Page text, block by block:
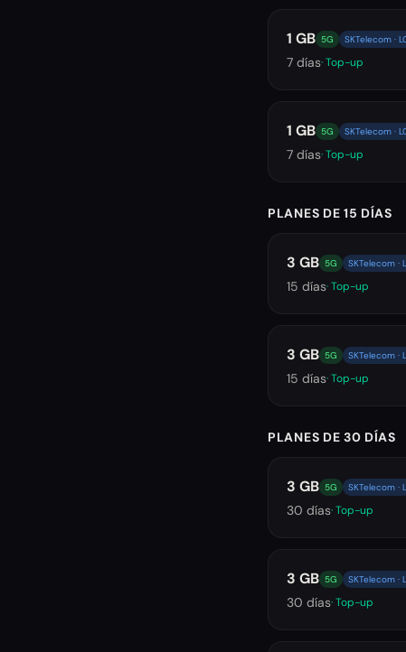
1 GB 5G SKTelecom ·
7 días· Top-up
1 GB 5G SKTelecom ·
7 días· Top-up
PLANES DE 15 DÍAS
3 GB 5G SKTelecom ·
15 días· Top-up
3 GB 5G SKTelecom ·
15 días· Top-up
PLANES DE 30 DÍAS
3 GB 5G SKTelecom ·
30 días· Top-up
3 GB 5G SKTelecom ·
30 días· Top-up